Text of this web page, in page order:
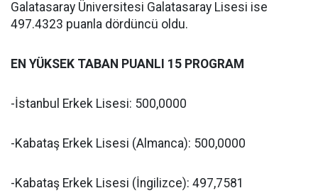
Galatasaray Üniversitesi Galatasaray Lisesi ise
497.4323 puanla dördüncü oldu.
EN YÜKSEK TABAN PUANLI 15 PROGRAM
-İstanbul Erkek Lisesi: 500,0000
-Kabataş Erkek Lisesi (Almanca): 500,0000
-Kabataş Erkek Lisesi (İngilizce): 497,7581